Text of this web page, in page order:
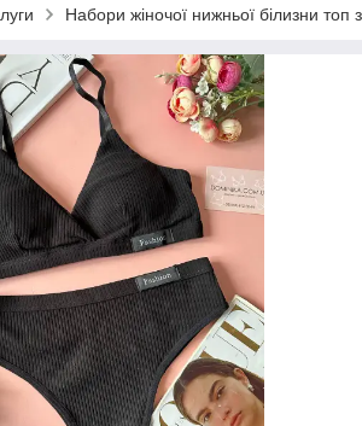
Набори жіночої нижньої білизни топ